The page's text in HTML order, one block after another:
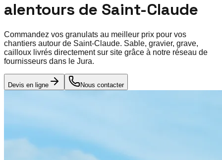
alentours de Saint-Claude
Commandez vos granulats au meilleur prix pour vos
chantiers autour de Saint-Claude. Sable, gravier, grave,
cailloux livrés directement sur site grâce à notre réseau de
fournisseurs dans le Jura.
Devis en ligne Nous contacter